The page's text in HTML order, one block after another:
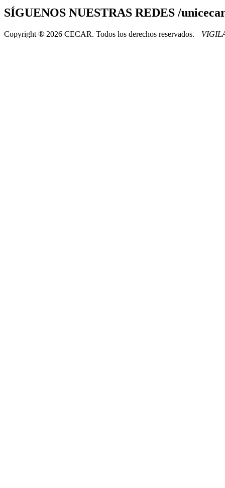
SÍGUENOS NUESTRAS REDES /
Copyright ® 2026 CECAR. Todos los derechos reservados.